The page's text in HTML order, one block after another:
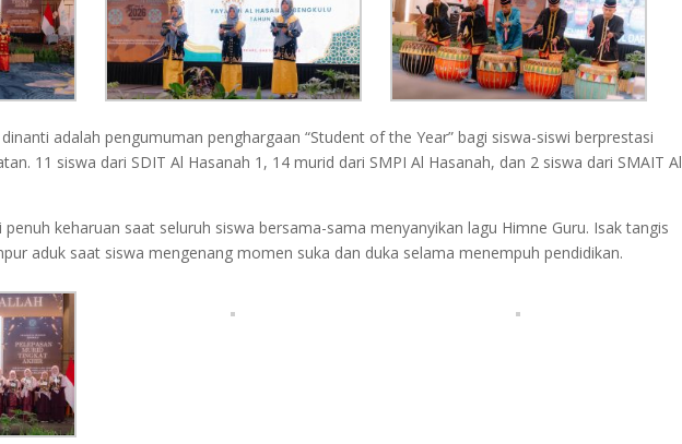
adalah pengumuman penghargaan “Student of the Year” bagi siswa-siswi berprestasi
11 siswa dari SDIT Al Hasanah 1, 14 murid dari SMPI Al Hasanah, dan 2 siswa dari SMAIT Al
keharuan saat seluruh siswa bersama-sama menyanyikan lagu Himne Guru. Isak tangis
aduk saat siswa mengenang momen suka dan duka selama menempuh pendidikan.